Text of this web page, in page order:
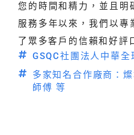
您的時間和精力，並且明
服務多年以來，我們以專
了眾多客戶的信賴和好評
GSQC社團法人中華
多家知名合作廠商：
師傅 等